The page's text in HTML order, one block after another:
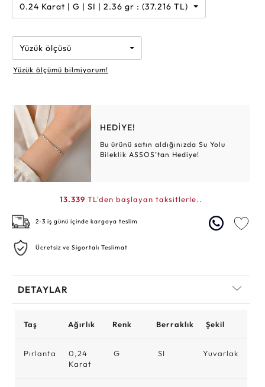
0.24 Karat | G | SI | 2.36 gr : (37.216 TL)
Yüzük ölçüsü
Yüzük ölçümü bilmiyorum!
HEDİYE!
Bu ürünü satın aldığınızda Su Yolu
Bileklik ASSOS’tan Hediye!
13.339 TL'den başlayan taksitlerle..
2-3 iş günü içinde kargoya teslim
Ücretsiz ve Sigortalı Teslimat
DETAYLAR
Taş Ağırlık Renk Berraklık Şekil
Pırlanta
0,24
Karat
G SI Yuvarlak